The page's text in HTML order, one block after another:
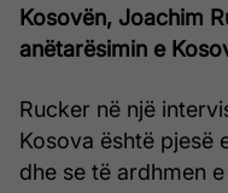
Kosovën, Joachim
anëtarësimin e
Rucker në një
Kosova është pjesë
dhe se të ardhmen